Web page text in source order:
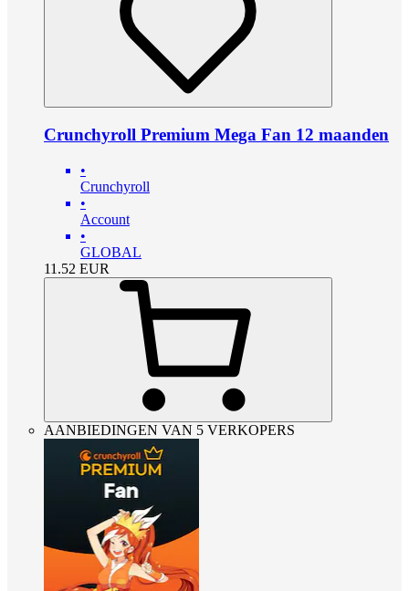
Crunchyroll Premium Mega Fan 12 maanden
•
Crunchyroll
•
Account
•
GLOBAL
11.52 EUR
AANBIEDINGEN VAN 5 VERKOPERS